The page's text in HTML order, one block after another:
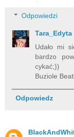
Odpowiedzi
Tara_Edyta
Udało mi
bardzo
cykać;))
Buziole
Odpowiedz